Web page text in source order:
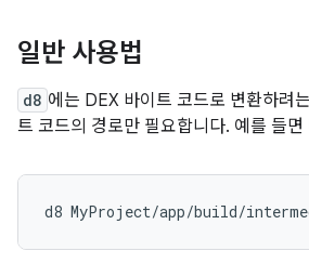
일반 사용법
d8 에는 DEX 바이트 코드로 변환하려
트 코드의 경로만 필요합니다. 예를 들